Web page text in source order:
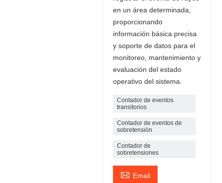
en un área determinada,
proporcionando
información básica precisa
y soporte de datos para el
monitoreo, mantenimiento y
evaluación del estado
operativo del sistema.
Contador de eventos
transitorios
Contador de eventos de
sobretensión
Contador de
sobretensiones
 Email